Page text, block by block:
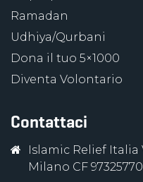
Ramadan
Udhiya/Qurbani
Dona il tuo 5×1000
Diventa Volontario
Contattaci
Islamic Relief Italia
Milano CF